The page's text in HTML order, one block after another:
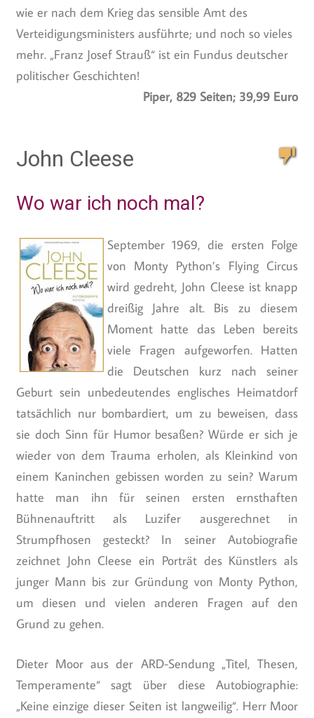
wie er nach dem Krieg das sensible Amt des
Verteidigungsministers ausführte; und noch so vieles
mehr. „Franz Josef Strauß“ ist ein Fundus deutscher
politischer Geschichten!
Piper, 829 Seiten; 39,99 Euro
John Cleese
Wo war ich noch mal?
September 1969, die ersten Folge
von Monty Python’s Flying Circus
wird gedreht, John Cleese ist knapp
dreißig Jahre alt. Bis zu diesem
Moment hatte das Leben bereits
viele Fragen aufgeworfen. Hatten
die Deutschen kurz nach seiner
Geburt sein unbedeutendes englisches Heimatdorf
tatsächlich nur bombardiert, um zu beweisen, dass
sie doch Sinn für Humor besaßen? Würde er sich je
wieder von dem Trauma erholen, als Kleinkind von
einem Kaninchen gebissen worden zu sein? Warum
hatte man ihn für seinen ersten ernsthaften
Bühnenauftritt als Luzifer ausgerechnet in
Strumpfhosen gesteckt? In seiner Autobiografie
zeichnet John Cleese ein Porträt des Künstlers als
junger Mann bis zur Gründung von Monty Python,
um diesen und vielen anderen Fragen auf den
Grund zu gehen.
Dieter Moor aus der ARD-Sendung „Titel, Thesen,
Temperamente“ sagt über diese Autobiographie:
„Keine einzige dieser Seiten ist langweilig“. Herr Moor